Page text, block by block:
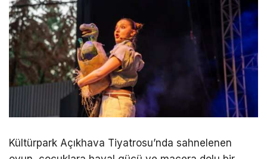
Kültürpark Açıkhava Tiyatrosu’nda sahnelenen